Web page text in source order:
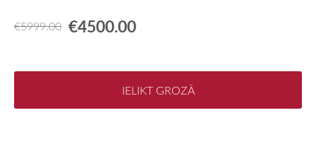
€5999.00 €4500.00
IELIKT GROZĀ